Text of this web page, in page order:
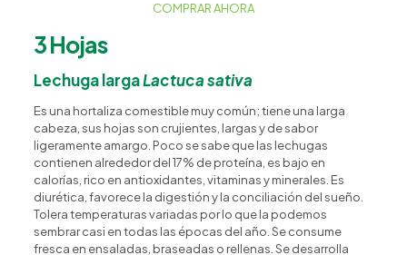
COMPRAR AHORA
3 Hojas
Lechuga largaLactuca sativa
Es una hortaliza comestible muy común; tiene una larga
cabeza, sus hojas son crujientes, largas y de sabor
ligeramente amargo. Poco se sabe que las lechugas
contienen alrededor del 17% de proteína, es bajo en
calorías, rico en antioxidantes, vitaminas y minerales. Es
diurética, favorece la digestión y la conciliación del sueño.
Tolera temperaturas variadas por lo que la podemos
sembrar casi en todas las épocas del año. Se consume
fresca en ensaladas, braseadas o rellenas. Se desarrolla